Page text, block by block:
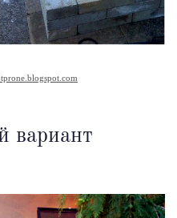
вариант